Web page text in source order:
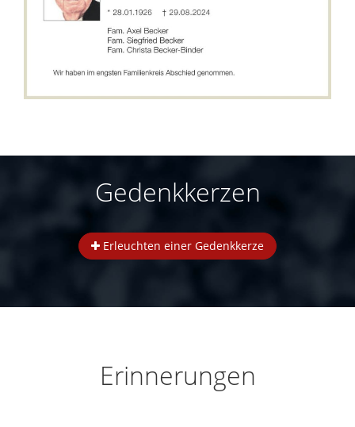
Gedenkkerzen
Erleuchten einer Gedenkkerze
Erinnerungen